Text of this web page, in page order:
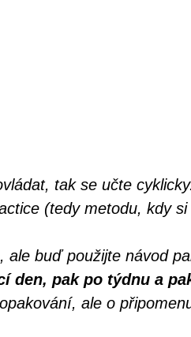
tak se učte cyklicky.
(tedy metodu, kdy
buď použijte návod
den, pak po týdnu a
ale o